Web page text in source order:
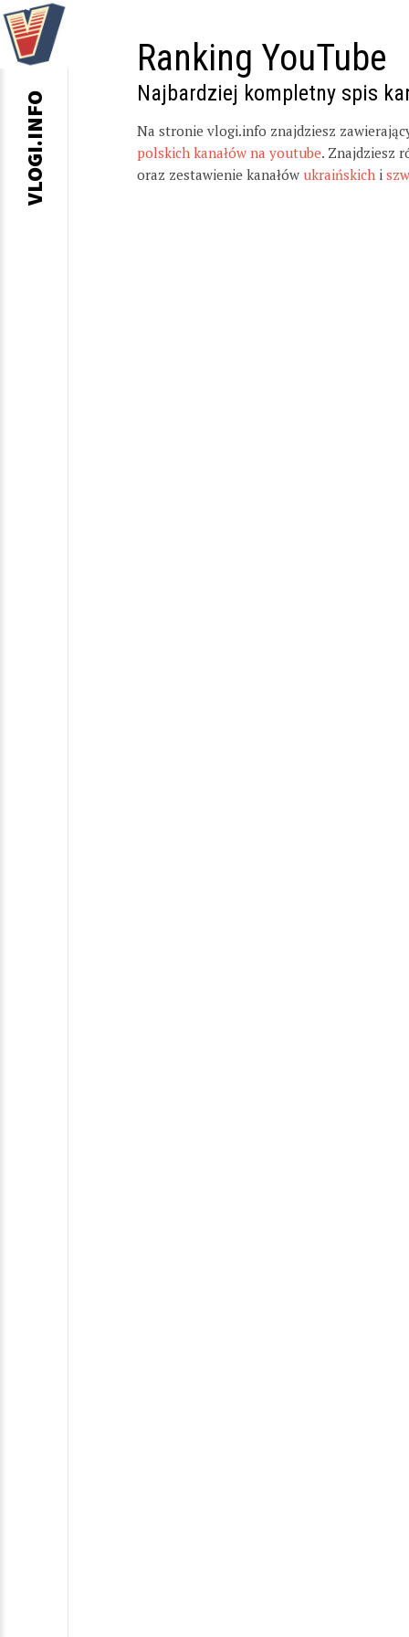
Ranking YouTube
Najbardziej kompletny spis
Na stronie vlogi.info znajdziesz
polskich kanałów na youtube. Znajdziesz
oraz zestawienie kanałów ukraińskich i
VLOGI.INFO